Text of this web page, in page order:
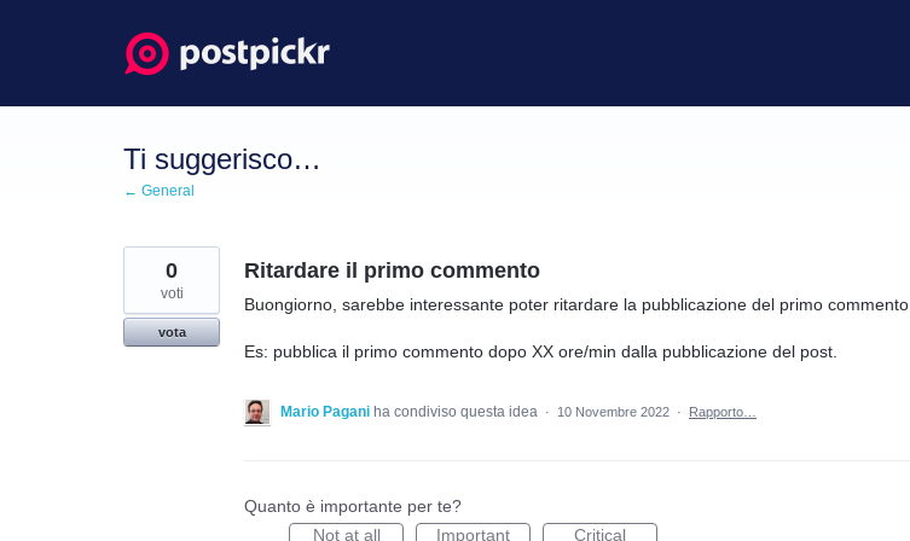
Ti suggerisco…
← General
Ritardare il primo commento
Buongiorno, sarebbe interessante poter ritardare la pubblicazione del primo commento.
Es: pubblica il primo commento dopo XX ore/min dalla pubblicazione del post.
0
voti
vota
Mario Pagani ha condiviso questa idea · 10 Novembre 2022 · Rapporto…
Quanto è importante per te?
Not at all
Important Critical